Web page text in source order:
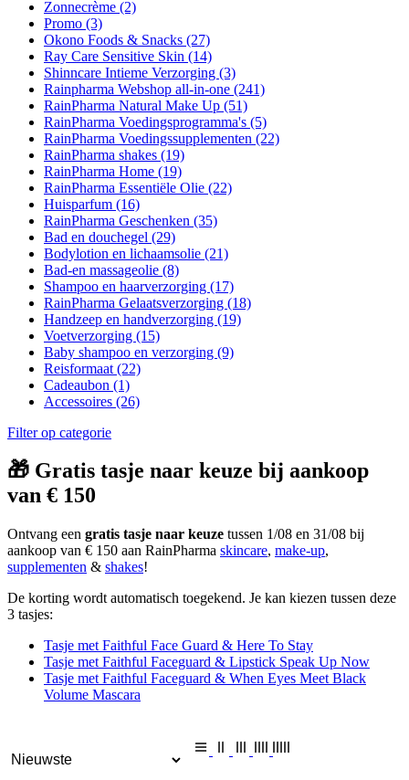
Zonnecrème (2)
Promo (3)
Okono Foods & Snacks (27)
Ray Care Sensitive Skin (14)
Shinncare Intieme Verzorging (3)
Rainpharma Webshop all-in-one (241)
RainPharma Natural Make Up (51)
RainPharma Voedingsprogramma's (5)
RainPharma Voedingssupplementen (22)
RainPharma shakes (19)
RainPharma Home (19)
RainPharma Essentiële Olie (22)
Huisparfum (16)
RainPharma Geschenken (35)
Bad en douchegel (29)
Bodylotion en lichaamsolie (21)
Bad-en massageolie (8)
Shampoo en haarverzorging (17)
RainPharma Gelaatsverzorging (18)
Handzeep en handverzorging (19)
Voetverzorging (15)
Baby shampoo en verzorging (9)
Reisformaat (22)
Cadeaubon (1)
Accessoires (26)
Filter op categorie
🎁 Gratis tasje naar keuze bij aankoop
van € 150
Ontvang een gratis tasje naar keuze tussen 1/08 en 31/08 bij
aankoop van € 150 aan RainPharma skincare, make-up,
supplementen & shakes!
De korting wordt automatisch toegekend. Je kan kiezen tussen deze
3 tasjes:
Tasje met Faithful Face Guard & Here To Stay
Tasje met Faithful Faceguard & Lipstick Speak Up Now
Tasje met Faithful Faceguard & When Eyes Meet Black
Volume Mascara